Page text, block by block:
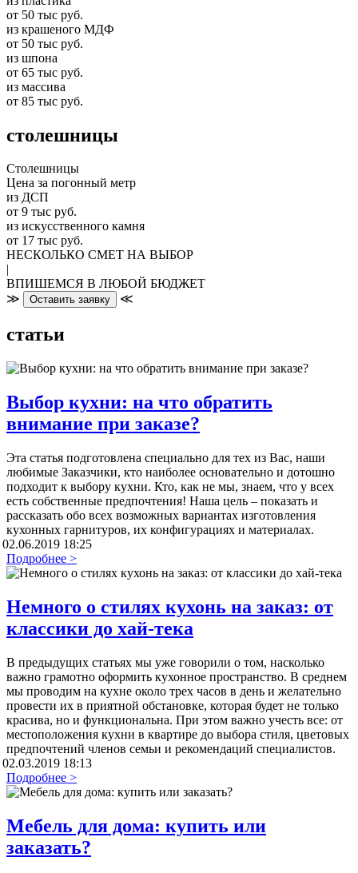
от 50 тыс руб.
из крашеного МДФ
от 50 тыс руб.
из шпона
от 65 тыс руб.
из массива
от 85 тыс руб.
столешницы
Столешницы
Цена за погонный метр
из ДСП
от 9 тыс руб.
из искусственного камня
от 17 тыс руб.
НЕСКОЛЬКО СМЕТ НА ВЫБОР
ВПИШЕМСЯ В ЛЮБОЙ БЮДЖЕТ
≫
Оставить заявку ≪
статьи
Выбор кухни: на что обратить
внимание при заказе?
Эта статья подготовлена специально для тех из Вас, наши
любимые Заказчики, кто наиболее основательно и дотошно
подходит к выбору кухни. Кто, как не мы, знаем, что у всех
есть собственные предпочтения! Наша цель – показать и
рассказать обо всех возможных вариантах изготовления
кухонных гарнитуров, их конфигурациях и материалах.
02.06.2019 18:25
Подробнее >
Немного о стилях кухонь на заказ: от
классики до хай-тека
В предыдущих статьях мы уже говорили о том, насколько
важно грамотно оформить кухонное пространство. В среднем
мы проводим на кухне около трех часов в день и желательно
провести их в приятной обстановке, которая будет не только
красива, но и функциональна. При этом важно учесть все: от
местоположения кухни в квартире до выбора стиля, цветовых
предпочтений членов семьи и рекомендаций специалистов.
02.03.2019 18:13
Подробнее >
Мебель для дома: купить или
заказать?